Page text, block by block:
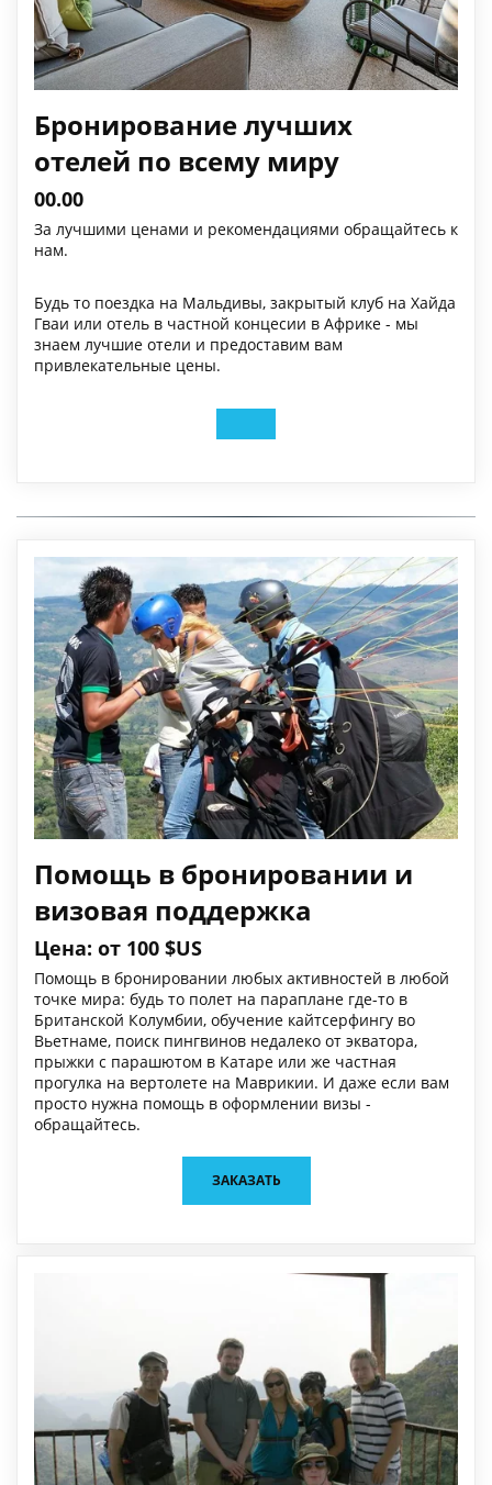
Бронирование лучших
отелей по всему миру
00.00
За лучшими ценами и рекомендациями обращайтесь к
нам.
Будь то поездка на Мальдивы, закрытый клуб на Хайда
Гваи или отель в частной концесии в Африке - мы
знаем лучшие отели и предоставим вам
привлекательные цены.
Помощь в бронировании и
визовая поддержка
Цена: от 100 $US
Помощь в бронировании любых активностей в любой
точке мира: будь то полет на параплане где-то в
Британской Колумбии, обучение кайтсерфингу во
Вьетнаме, поиск пингвинов недалеко от экватора,
прыжки с парашютом в Катаре или же частная
прогулка на вертолете на Маврикии. И даже если вам
просто нужна помощь в оформлении визы -
обращайтесь.
ЗАКАЗАТЬ